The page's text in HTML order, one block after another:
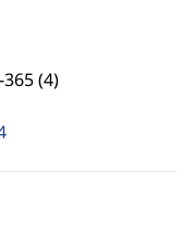
365 (4)